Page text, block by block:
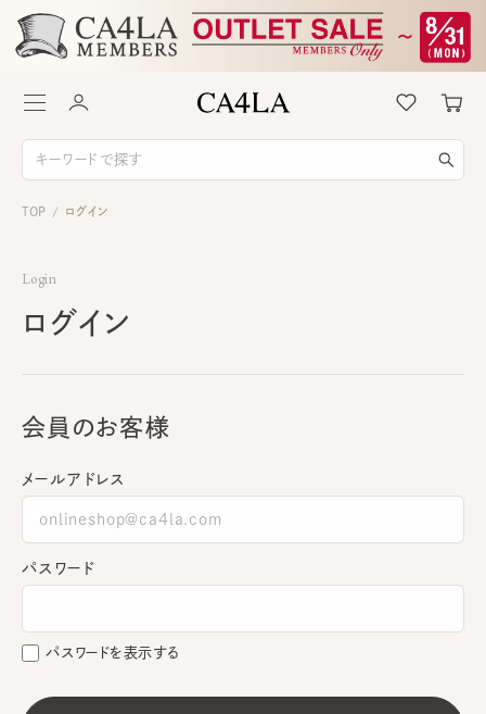
TOP / ログイン
Login
ログイン
会員のお客様
メールアドレス
パスワード
パスワードを表示する